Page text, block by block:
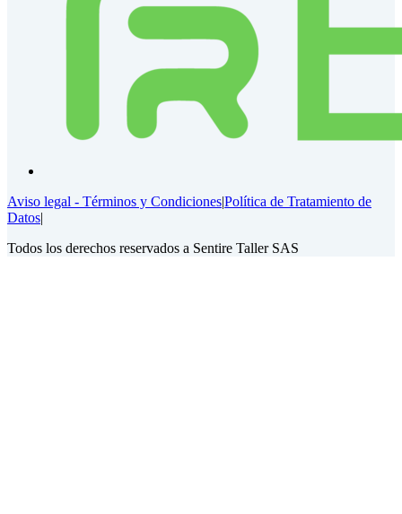
Aviso legal - Términos y Condiciones|Política de Tratamiento de
Datos|
Todos los derechos reservados a Sentire Taller SAS